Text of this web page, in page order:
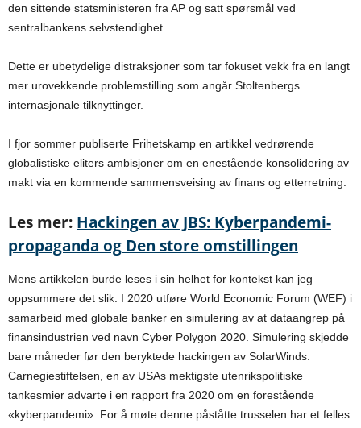
den sittende statsministeren fra AP og satt spørsmål ved
sentralbankens selvstendighet.
Dette er ubetydelige distraksjoner som tar fokuset vekk fra en langt
mer urovekkende problemstilling som angår Stoltenbergs
internasjonale tilknyttinger.
I fjor sommer publiserte Frihetskamp en artikkel vedrørende
globalistiske eliters ambisjoner om en enestående konsolidering av
makt via en kommende sammensveising av finans og etterretning.
Les mer: Hackingen av JBS: Kyberpandemi-
propaganda og Den store omstillingen
Mens artikkelen burde leses i sin helhet for kontekst kan jeg
oppsummere det slik: I 2020 utføre World Economic Forum (WEF) i
samarbeid med globale banker en simulering av at dataangrep på
finansindustrien ved navn Cyber Polygon 2020. Simulering skjedde
bare måneder før den beryktede hackingen av SolarWinds.
Carnegiestiftelsen, en av USAs mektigste utenrikspolitiske
tankesmier advarte i en rapport fra 2020 om en forestående
«kyberpandemi». For å møte denne påståtte trusselen har et felles